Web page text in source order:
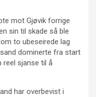
mot Gjøvik forrige
sin til skade så ble
to ubeseirede lag
dominerte fra start
reel sjanse til å
har overbevist i